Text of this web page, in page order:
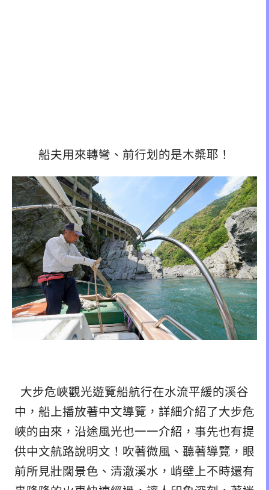
船夫用來轉彎、前行划的是木槳耶！
大步危峽觀光遊覽船航行在水流平緩的溪谷
中，船上播放著中文導覽，詳細介紹了大步危
峽的由來，沿途風光也一一介紹，事先也有提
供中文航路說明文！吹著微風、聽著導覽，眼
前所見壯闊景色、清澈溪水，峭壁上不時還有